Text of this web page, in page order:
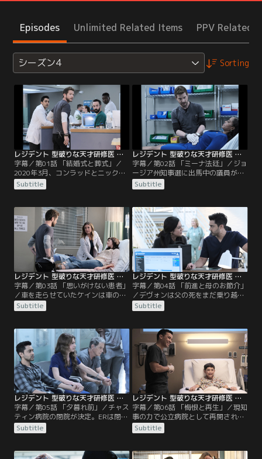
Episodes Unlimited Related Items PPV Related
シーズン4 Sorting
レジデント 型破りな天才研修医 シーズン4 第01話／字幕
字幕／第01話 「結婚式と葬式」／
2020年3月、コンラッドとニックは
幸せいっぱいに結婚式の準備を進め
ていた。そんな折、チャスティン病
れる。まだ無防備だったスタッフに
も感染。1ヵ月が経ってなお感染者
は増加の一途を辿っていた。そのた
め、コンラッドたちは結婚式どころ
ではなかった。
Subtitle
レジデント 型破りな天才研修医 シーズン4 第02話／字幕
字幕／第02話 「ミーナ法廷」／ジョ
ージア州知事選に出馬中の議員が体
調不良で入院した。念のための処置
だったが容体は急激に悪化。コンラ
ォンと真相を突き止めようとする。
その頃、オースティンとミーナは再
入院患者に対応。COVID-19パンデ
ミックの最中にケインが脊椎手術を
急いだ患者が、手術以降様々な症状
に…。
Subtitle
レジデント 型破りな天才研修医 シーズン4 第03話／字幕
字幕／第03話 「思いがけない患者」
／車を走らせていたケインは車の事
故現場に遭遇。車を降りて負傷した
女性を助けていたところ、駆けつけ
ンを含む負傷者たちはチャスティン
記念病院に運び込まれた。ケイン
は、意識ははっきりしているが軽傷
ではない。コンラッドらはすぐに検
査を始める。一方ケインが助けた女
性も入院したが…。
Subtitle
レジデント 型破りな天才研修医 シーズン4 第04話／字幕
字幕／第04話 「前進と母のお節介」
／デヴォンは父の死をまだ乗り越え
られずにいた。そんな彼のもとへ母
が突然押しかけ、あれこれ世話を焼
るばかりだった。病院では、手を負
傷した若い娘が母親に連れられてき
た。その治療はすぐに済んだが母親
は以前から気になる点があると言
い、娘のさらなる検査を求めた。そ
の頃、ミーナは…。
Subtitle
レジデント 型破りな天才研修医 シーズン4 第05話／字幕
字幕／第05話 「夕暮れ前」／チャス
ティン病院の閉院が決定。ERは閉鎖
され、ほとんどの入院患者は転院を
済ませ、医療機器等の片づけもほぼ
な職場へ向かう準備をしていた。一
Subtitle
レジデント 型破りな天才研修医 シーズン4 第06話／字幕
字幕／第06話 「悔恨と再生」／現知
事の力で公立病院として再開された
チャスティン。理事会は新たなCEO
を決めるための面接を行う。一方、
り、優秀な外科医が次々と病院を去
Subtitle